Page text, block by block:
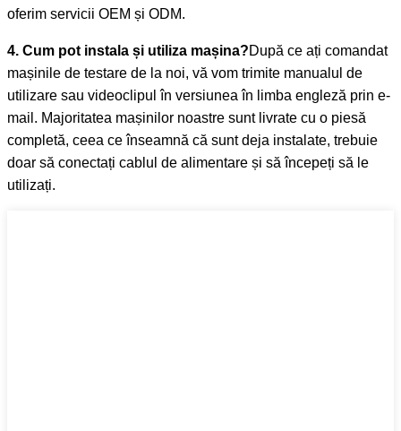
oferim servicii OEM și ODM.
4. Cum pot instala și utiliza mașina?După ce ați comandat
mașinile de testare de la noi, vă vom trimite manualul de
utilizare sau videoclipul în versiunea în limba engleză prin e-
mail. Majoritatea mașinilor noastre sunt livrate cu o piesă
completă, ceea ce înseamnă că sunt deja instalate, trebuie
doar să conectați cablul de alimentare și să începeți să le
utilizați.